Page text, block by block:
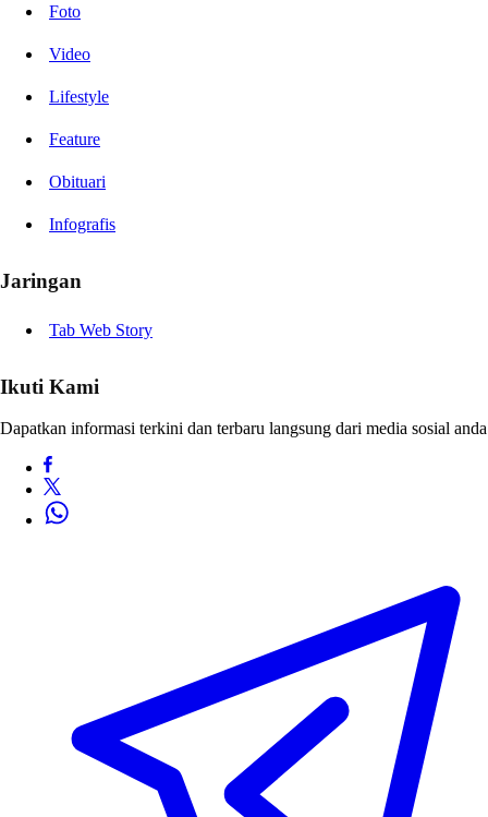
Foto
Video
Lifestyle
Feature
Obituari
Infografis
Jaringan
Tab Web Story
Ikuti Kami
Dapatkan informasi terkini dan terbaru langsung dari media sosial anda